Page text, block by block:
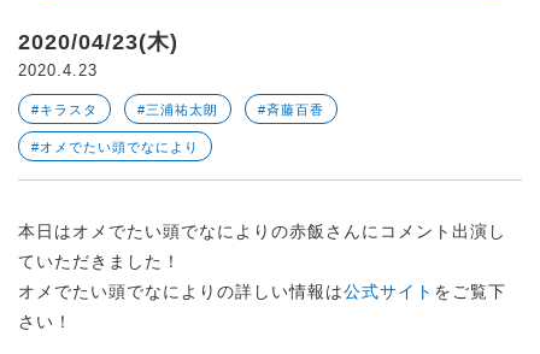
2020/04/23(木)
2020.4.23
#キラスタ #三浦祐太朗 #斉藤百香
#オメでたい頭でなにより
本日はオメでたい頭でなによりの赤飯さんにコメント出演し
ていただきました！
オメでたい頭でなによりの詳しい情報は公式サイト をご覧下
さい！